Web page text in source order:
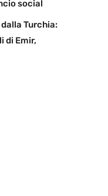
social
Turchia:
di Emir,